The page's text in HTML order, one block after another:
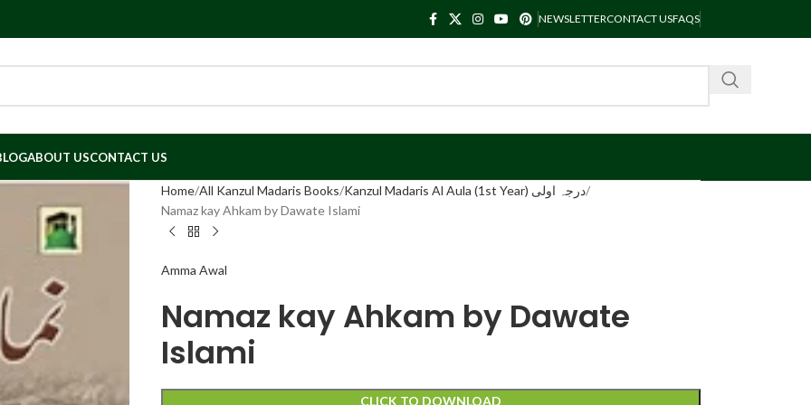
NEWSLETTERCONTACT USFAQS
ABOUT USCONTACT US
Home All Kanzul Madaris Books
Kanzul Madaris Al Aula (1st Year) درجہ اولی
Namaz kay Ahkam by Dawate Islami
Amma Awal
Namaz kay Ahkam by Dawate
Islami
CLICK TO DOWNLOAD